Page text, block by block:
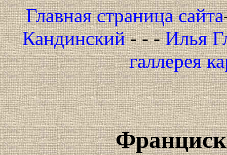
Главная страница сайта
Кандинский- - -Илья
галлерея